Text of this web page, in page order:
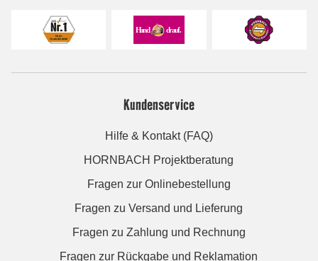
Kundenservice
Hilfe & Kontakt (FAQ)
HORNBACH Projektberatung
Fragen zur Onlinebestellung
Fragen zu Versand und Lieferung
Fragen zu Zahlung und Rechnung
Fragen zur Rückgabe und Reklamation